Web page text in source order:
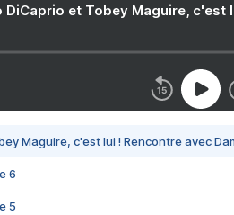
DiCaprio et Tobey Maguire, c'est
Maguire, c'est lui ! Rencontre avec
6
5